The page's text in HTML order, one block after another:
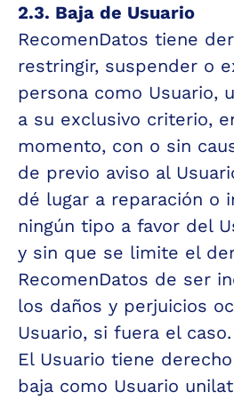
2.3. Baja de Usuario
RecomenDatos tiene
restringir, suspender o
persona como Usuario,
a su exclusivo criterio,
momento, con o sin
de previo aviso al
dé lugar a reparación o
ningún tipo a favor del
y sin que se limite el
RecomenDatos de ser
los daños y perjuicios
Usuario, si fuera el caso.
El Usuario tiene
baja como Usuario